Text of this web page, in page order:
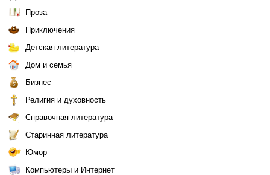
Проза
Приключения
Детская литература
Дом и семья
Бизнес
Религия и духовность
Справочная литература
Старинная литература
Юмор
Компьютеры и Интернет